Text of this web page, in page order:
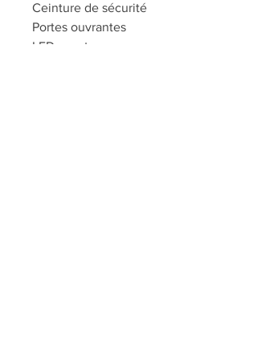
Ceinture de sécurité
Portes ouvrantes
LED avant